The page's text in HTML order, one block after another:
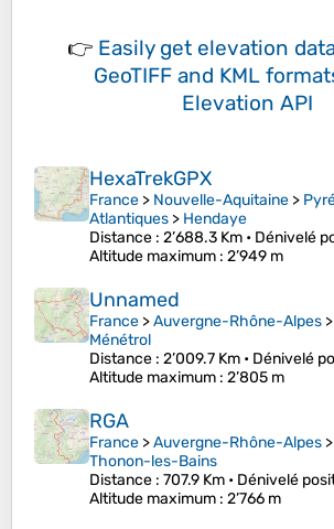
👉 Easily get elevation
GeoTIFF and KML
Elevation API
HexaTrekGPX
France > Nouvelle-Aquitaine >
Atlantiques > Hendaye
Distance : 2’688.3 Km • Dénivelé
Altitude maximum : 2’949 m
Unnamed
France >Auvergne-Rhône-Alpes >
Ménétrol
Distance : 2’009.7 Km • Dénivelé
Altitude maximum : 2’805 m
RGA
France >Auvergne-Rhône-Alpes >
Thonon-les-Bains
Distance : 707.9 Km • Dénivelé
Altitude maximum : 2’766 m